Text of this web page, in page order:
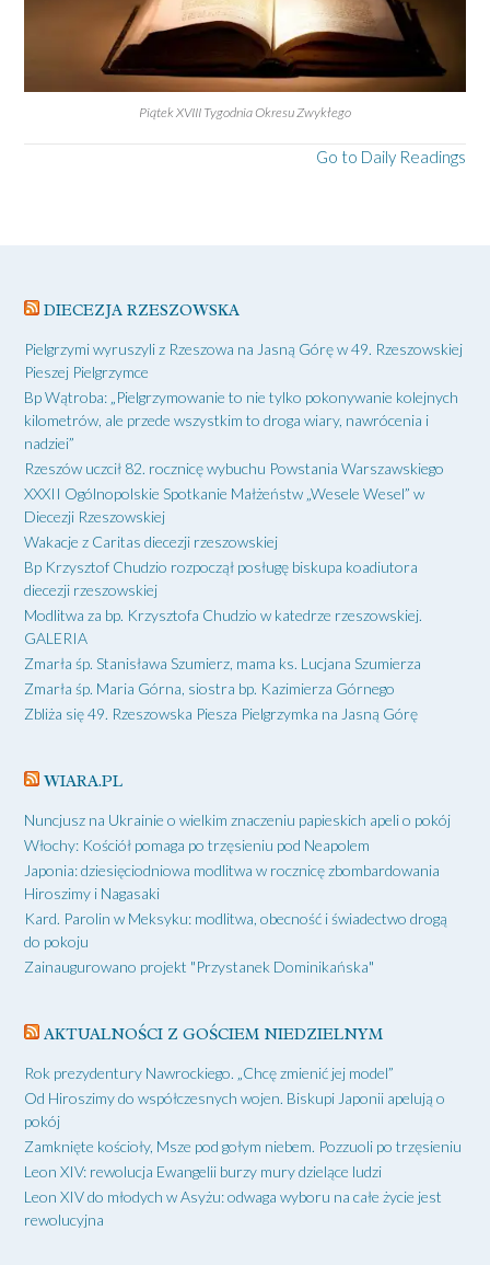
Piątek XVIII Tygodnia Okresu Zwykłego
Go to Daily Readings
DIECEZJA RZESZOWSKA
Pielgrzymi wyruszyli z Rzeszowa na Jasną Górę w 49. Rzeszowskiej
Pieszej Pielgrzymce
Bp Wątroba: „Pielgrzymowanie to nie tylko pokonywanie kolejnych
kilometrów, ale przede wszystkim to droga wiary, nawrócenia i
nadziei”
Rzeszów uczcił 82. rocznicę wybuchu Powstania Warszawskiego
XXXII Ogólnopolskie Spotkanie Małżeństw „Wesele Wesel” w
Diecezji Rzeszowskiej
Wakacje z Caritas diecezji rzeszowskiej
Bp Krzysztof Chudzio rozpoczął posługę biskupa koadiutora
diecezji rzeszowskiej
Modlitwa za bp. Krzysztofa Chudzio w katedrze rzeszowskiej.
GALERIA
Zmarła śp. Stanisława Szumierz, mama ks. Lucjana Szumierza
Zmarła śp. Maria Górna, siostra bp. Kazimierza Górnego
Zbliża się 49. Rzeszowska Piesza Pielgrzymka na Jasną Górę
WIARA.PL
Nuncjusz na Ukrainie o wielkim znaczeniu papieskich apeli o pokój
Włochy: Kościół pomaga po trzęsieniu pod Neapolem
Japonia: dziesięciodniowa modlitwa w rocznicę zbombardowania
Hiroszimy i Nagasaki
Kard. Parolin w Meksyku: modlitwa, obecność i świadectwo drogą
do pokoju
Zainaugurowano projekt "Przystanek Dominikańska"
AKTUALNOŚCI Z GOŚCIEM NIEDZIELNYM
Rok prezydentury Nawrockiego. „Chcę zmienić jej model”
Od Hiroszimy do współczesnych wojen. Biskupi Japonii apelują o
pokój
Zamknięte kościoły, Msze pod gołym niebem. Pozzuoli po trzęsieniu
Leon XIV: rewolucja Ewangelii burzy mury dzielące ludzi
Leon XIV do młodych w Asyżu: odwaga wyboru na całe życie jest
rewolucyjna